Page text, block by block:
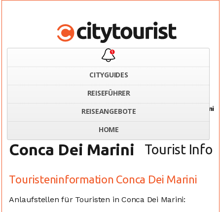
CITYGUIDES
REISEFÜHRER
REISEANGEBOTE
HOME
Touristeninformation Conca Dei Marini
Conca Dei Marini Tourist Info
Touristeninformation Conca Dei Marini
Anlaufstellen für Touristen in Conca Dei Marini: